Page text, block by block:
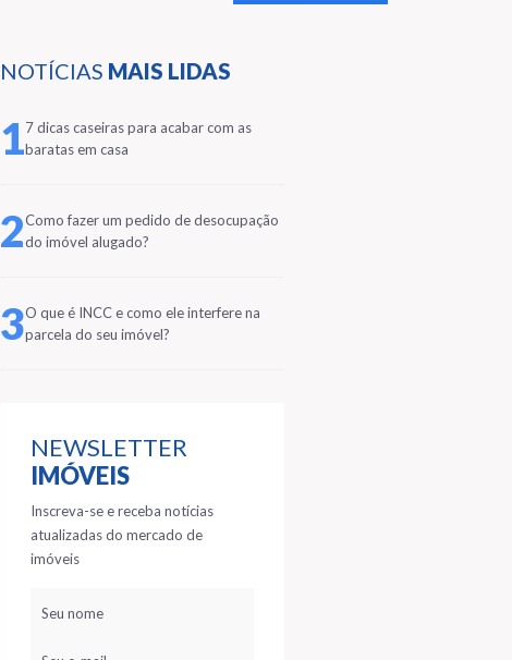
NOTÍCIAS MAIS LIDAS
17 dicas caseiras para acabar com as
baratas em casa
2Como fazer um pedido de desocupação
do imóvel alugado?
3O que é INCC e como ele interfere na
parcela do seu imóvel?
NEWSLETTER
IMÓVEIS
Inscreva-se e receba notícias
atualizadas do mercado de
imóveis